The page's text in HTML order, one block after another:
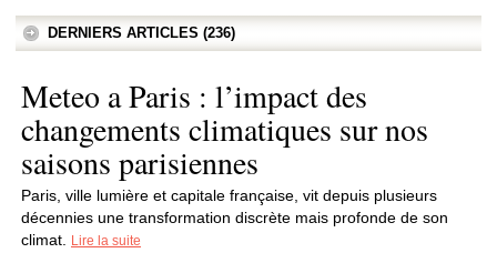
DERNIERS ARTICLES (236)
Meteo a Paris : l’impact des
changements climatiques sur nos
saisons parisiennes
Paris, ville lumière et capitale française, vit depuis plusieurs
décennies une transformation discrète mais profonde de son
climat.
Lire la suite